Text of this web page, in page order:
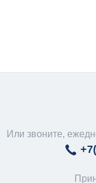
Или звоните,